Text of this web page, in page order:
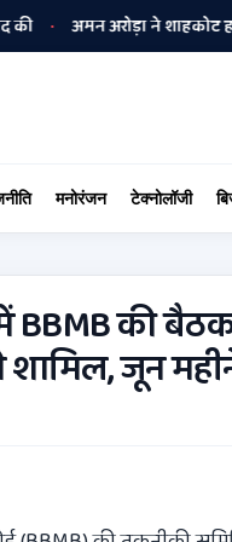
• अमन अरोड़ा ने शाहकोट हलके में
मनोरंजन टेक्नोलॉजी
की
शामिल, जून